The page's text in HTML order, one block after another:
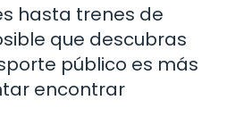
hasta trenes de
que descubras
público es más
encontrar